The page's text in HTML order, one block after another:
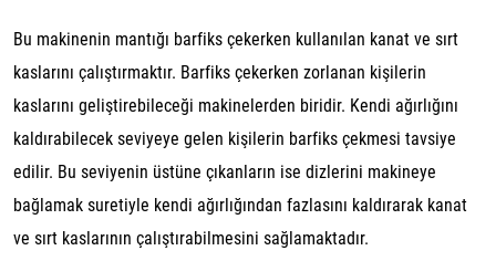
Bu makinenin mantığı barfiks çekerken kullanılan kanat ve sırt
kaslarını çalıştırmaktır. Barfiks çekerken zorlanan kişilerin
kaslarını geliştirebileceği makinelerden biridir. Kendi ağırlığını
kaldırabilecek seviyeye gelen kişilerin barfiks çekmesi tavsiye
edilir. Bu seviyenin üstüne çıkanların ise dizlerini makineye
bağlamak suretiyle kendi ağırlığından fazlasını kaldırarak kanat
ve sırt kaslarının çalıştırabilmesini sağlamaktadır.